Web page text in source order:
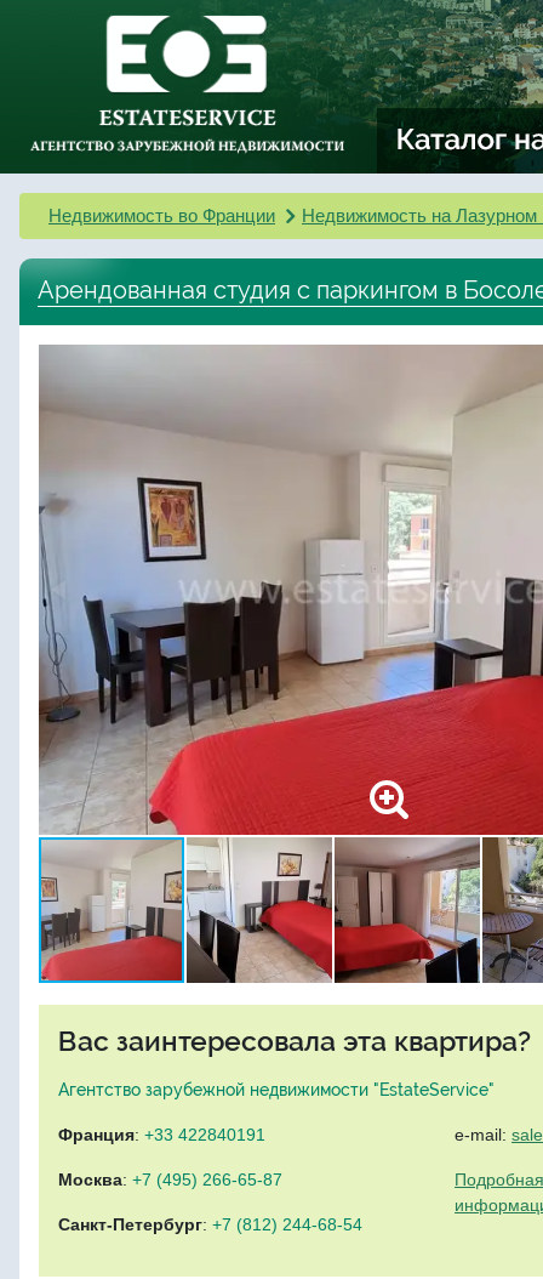
Недвижимость во Франции Недвижимость на Лазурном
Арендованная студия с паркингом в
Вас заинтересовала эта квартира?
Агентство зарубежной недвижимости "EstateService"
Франция: +33 422840191
Москва: +7 (495) 266-65-87
Санкт-Петербург: +7 (812) 244-68-54
e-mail: